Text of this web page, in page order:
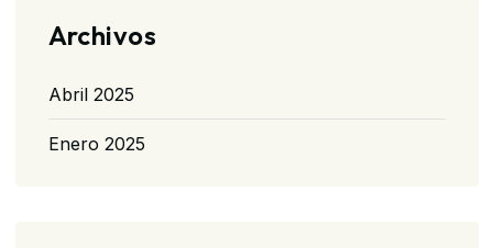
Archivos
Abril 2025
Enero 2025